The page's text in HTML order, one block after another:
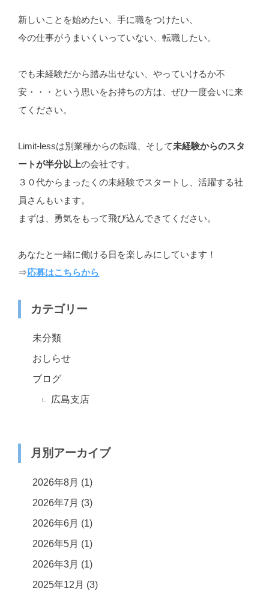
新しいことを始めたい、手に職をつけたい、
今の仕事がうまいくいっていない、転職したい。
でも未経験だから踏み出せない、やっていけるか不
安・・・という思いをお持ちの方は、ぜひ一度会いに来
てください。
Limit-lessは別業種からの転職、そして未経験からのスタ
ートが半分以上の会社です。
３０代からまったくの未経験でスタートし、活躍する社
員さんもいます。
まずは、勇気をもって飛び込んできてください。
あなたと一緒に働ける日を楽しみにしています！
⇒応募はこちらから
カテゴリー
未分類
おしらせ
ブログ
広島支店
月別アーカイブ
2026年8月 (1)
2026年7月 (3)
2026年6月 (1)
2026年5月 (1)
2026年3月 (1)
2025年12月 (3)